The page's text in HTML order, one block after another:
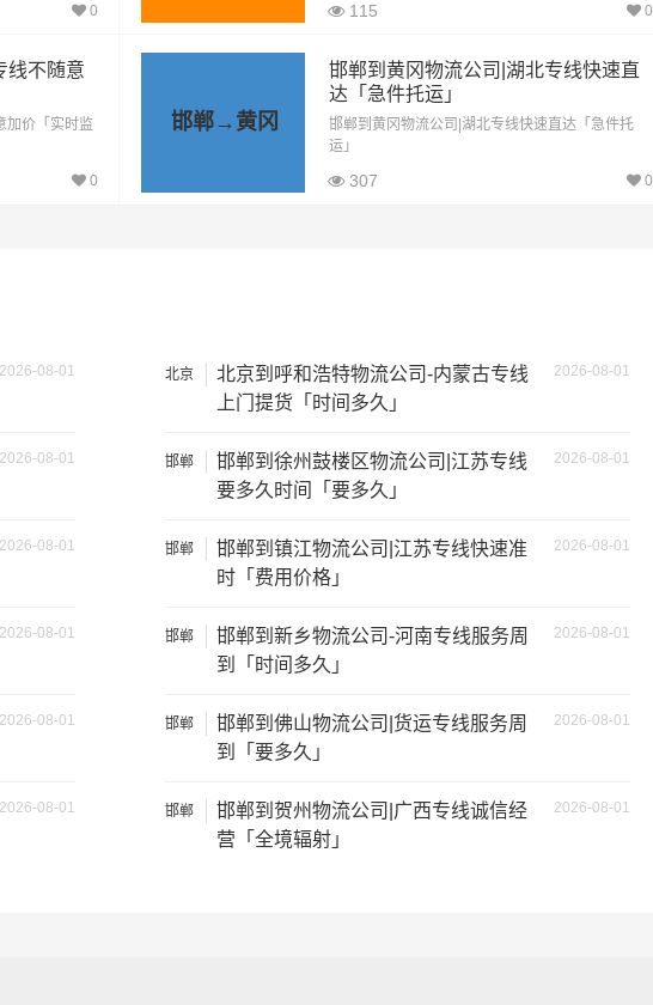
装载重量
方 1.2吨 3.2×1.5×2
2吨
5吨 4.2×2.4×2.5
0 115 0
线不随意
加价「实时监
0
邯郸→黄冈
邯郸到黄冈物流公司|湖北专线快速直
达「急件托运」
邯郸到黄冈物流公司|湖北专线快速直达「急件托
运」
307 0
2026-08-01
2026-08-01
2026-08-01
2026-08-01
2026-08-01
2026-08-01
北京 2026-08-01
北京到呼和浩特物流公司-内蒙古专线
上门提货「时间多久」
邯郸 2026-08-01
邯郸到徐州鼓楼区物流公司|江苏专线
要多久时间「要多久」
邯郸 2026-08-01
邯郸到镇江物流公司|江苏专线快速准
时「费用价格」
邯郸 2026-08-01
邯郸到新乡物流公司-河南专线服务周
到「时间多久」
邯郸 2026-08-01
邯郸到佛山物流公司|货运专线服务周
到「要多久」
邯郸 2026-08-01
邯郸到贺州物流公司|广西专线诚信经
营「全境辐射」